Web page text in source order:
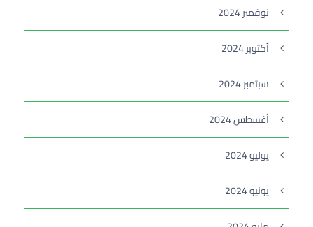
نوفمبر 2024
أكتوبر 2024
سبتمبر 2024
أغسطس 2024
يوليو 2024
يونيو 2024